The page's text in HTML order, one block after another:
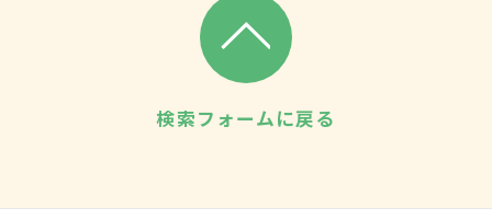
検索フォームに戻る